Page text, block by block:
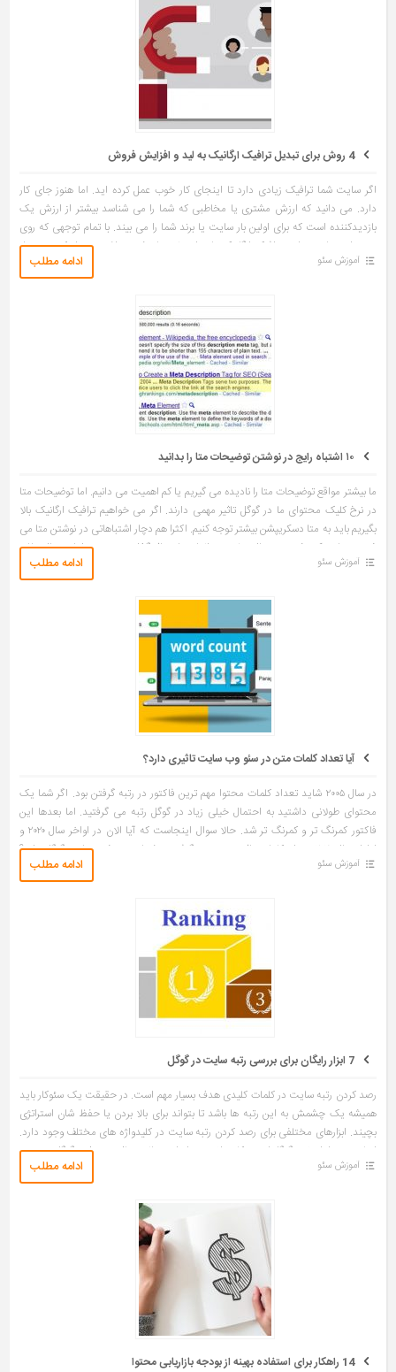
4 روش برای تبدیل ترافیک ارگانیک به لید و افزایش فروش
اگر سایت شما ترافیک زیادی دارد تا اینجای کار خوب عمل کرده اید. اما هنوز جای کار
دارد. می دانید که ارزش مشتری یا مخاطبی که شما را می شناسد بیشتر از ارزش یک
بازدیدکننده است که برای اولین بار سایت یا برند شما را می بیند. با تمام توجهی که روی
سئو دارید باید بتوانید ترافیک ارگانیک تان را به لید یا مشتری راغب تبدیل کنید. تبدیل
کردن مشتری هایی که با شما ارتباط […]
آموزش سئو ادامه مطلب
۱۰ اشتباه رایج در نوشتن توضیحات متا را بدانید
ما بیشتر مواقع توضیحات متا را نادیده می گیریم یا کم اهمیت می دانیم. اما توضیحات متا
در نرخ کلیک محتوای ما در گوگل تاثیر مهمی دارند. اگر می خواهیم ترافیک ارگانیک بالا
بگیریم باید به متا دسکریپشن بیشتر توجه کنیم. اکثرا هم دچار اشتباهاتی در نوشتن متا می
شویم. متا دسکریپشن چند سال پیش جزو المان های تاثیرگذار در سئو بود. اما در حال حاضر
تاثیر مستقیم ندارد و تاثیر خودش را بیشتر در […]
آموزش سئو ادامه مطلب
آیا تعداد کلمات متن در سئو وب سایت تاثیری دارد؟
در سال ۲۰۰۵ شاید تعداد کلمات محتوا مهم ترین فاکتور در رتبه گرفتن بود. اگر شما یک
محتوای طولانی داشتید به احتمال خیلی زیاد در گوگل رتبه می گرفتید. اما بعدها این
فاکتور کمرنگ تر و کمرنگ تر شد. حالا سوال اینجاست که آیا الان در اواخر سال ۲۰۲۰ و
اوایل سال ۲۰۲۱ تعداد کلمات تاثیری در رتبه گرفتن صفحات و نوشته ها در گوگل دارد؟
احتمالا در جاهای مختلفی دیده اید که به شما […]
آموزش سئو ادامه مطلب
7 ابزار رایگان برای بررسی رتبه سایت در گوگل
رصد کردن رتبه سایت در کلمات کلیدی هدف بسیار مهم است. در حقیقت یک سئوکار باید
همیشه یک چشمش به این رتبه ها باشد تا بتواند برای بالا بردن یا حفظ شان استراتژی
بچیند. ابزارهای مختلفی برای رصد کردن رتبه سایت در کلیدواژه های مختلف وجود دارد.
اصلی ترین ابزار خود گوگل است. کلیدواژه مربوط را در حالت incognitu در گوگل جستجو
می کنید و می بینید که چه رتبه ای دارید. اما این کار […]
آموزش سئو ادامه مطلب
14 راهکار برای استفاده بهینه از بودجه بازاریابی محتوا